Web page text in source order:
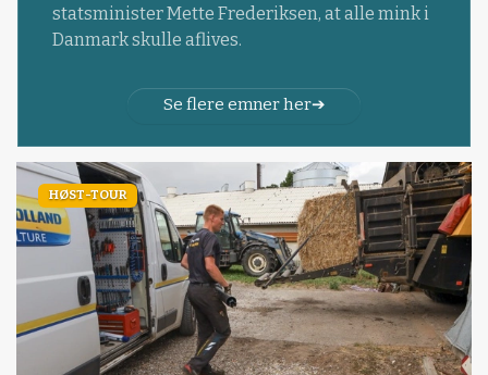
statsminister Mette Frederiksen, at alle mink i
Danmark skulle aflives.
Se flere emner her
HØST-TOUR